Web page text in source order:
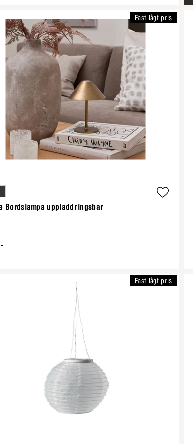
Bordslampa uppladdningsbar
Fast lågt pris
Fast lågt pris